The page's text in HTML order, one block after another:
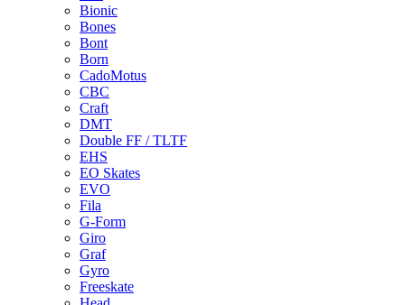
Bionic
Bones
Bont
Born
CadoMotus
CBC
Craft
DMT
Double FF / TLTF
EHS
EO Skates
EVO
Fila
G-Form
Giro
Graf
Gyro
Freeskate